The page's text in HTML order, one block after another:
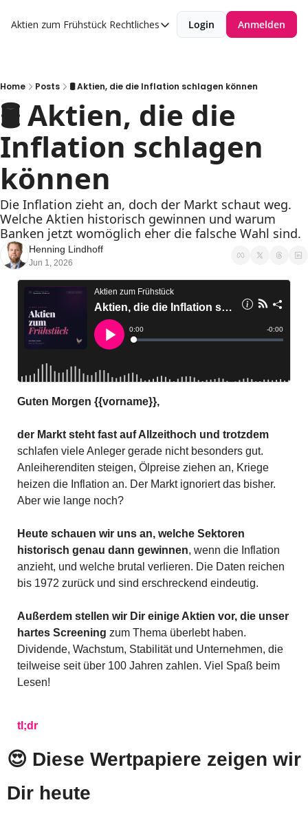
Aktien zum Frühstück Rechtliches
Rechtliches
Impressum
Login Anmelden
Home Posts 🛢️ Aktien, die die Inflation schlagen können
🛢️ Aktien, die die
Inflation schlagen
können
Die Inflation zieht an, doch der Markt schaut weg.
Welche Aktien historisch gewinnen und warum
Banken jetzt womöglich eher die falsche Wahl sind.
Henning Lindhoff
Jun 1, 2026
Guten Morgen {{vorname}},
der Markt steht fast auf Allzeithoch und trotzdem
schlafen viele Anleger gerade nicht besonders gut.
Anleiherenditen steigen, Ölpreise ziehen an, Kriege
heizen die Inflation an. Der Markt ignoriert das bisher.
Aber wie lange noch?
Heute schauen wir uns an, welche Sektoren
historisch genau dann gewinnen, wenn die Inflation
anzieht, und welche brutal verlieren. Die Daten reichen
bis 1972 zurück und sind erschreckend eindeutig.
Außerdem stellen wir Dir einige Aktien vor, die unser
hartes Screening zum Thema überlebt haben.
Dividende, Wachstum, Stabilität und Unternehmen, die
teilweise seit über 100 Jahren zahlen. Viel Spaß beim
Lesen!
tl;dr
😍 Diese Wertpapiere zeigen wir
Dir heute